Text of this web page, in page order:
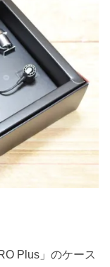
Plus」のケース